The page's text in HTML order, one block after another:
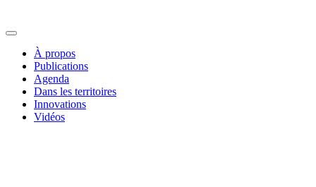
À propos
Publications
Agenda
Dans les territoires
Innovations
Vidéos